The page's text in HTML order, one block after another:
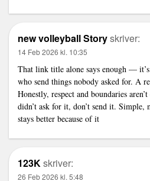
new volleyball Storyskriver:
14 Feb 2026 kl. 10:35
That link title alone says enough —
who send things nobody asked for. A
Honestly, respect and boundaries
didn’t ask for it, don’t send it. Simple,
stays better because of it
123Kskriver:
26 Feb 2026 kl. 5:48